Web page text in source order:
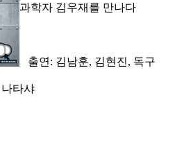
과학자 김우재를 만나다
출연: 김남훈, 김현진, 독구
타샤